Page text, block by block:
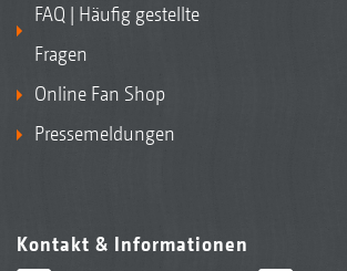
FAQ | Häufig gestellte
Fragen
Online Fan Shop
Pressemeldungen
Kontakt & Informationen